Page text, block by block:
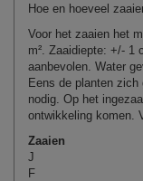
Hoe en hoeveel
Voor het zaaien het
m². Zaaidiepte: +/- 1
aanbevolen. Water
Eens de planten zich
nodig. Op het
ontwikkeling komen.
Zaaien
J
F